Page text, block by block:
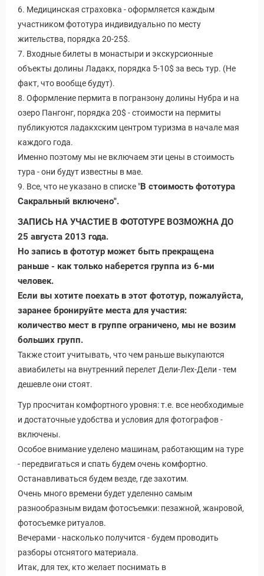
6. Медицинская страховка - оформляется каждым
участником фототура индивидуально по месту
жительства, порядка 20-25$.
7. Входные билеты в монастыри и экскурсионные
объекты долины Ладакх, порядка 5-10$ за весь тур. (Не
факт, что вообще будут).
8. Оформление пермита в погранзону долины Нубра и на
озеро Пангонг, порядка 20$ - стоимости на пермиты
публикуются ладакхским центром туризма в начале мая
каждого года.
Именно поэтому мы не включаем эти цены в стоимость
тура - они будут известны в мае.
9. Все, что не указано в списке "В стоимость фототура
Сакральный включено".
ЗАПИСЬ НА УЧАСТИЕ В ФОТОТУРЕ ВОЗМОЖНА ДО
25 августа 2013 года.
Но запись в фототур может быть прекращена
раньше - как только наберется группа из 6-ми
человек.
Если вы хотите поехать в этот фототур, пожалуйста,
заранее бронируйте места для участия:
количество мест в группе ограничено, мы не возим
больших групп.
Также стоит учитывать, что чем раньше выкупаются
авиабилеты на внутренний перелет Дели-Лех-Дели - тем
дешевле они стоят.
Тур просчитан комфортного уровня: т.е. все необходимые
и достаточные удобства и условия для фотографов -
включены.
Особое внимание уделено машинам, работающим на туре
- передвигаться и спать будем очень комфортно.
Останавливаться будем везде, где захотим.
Очень много времени будет уделенно самым
разнообразным видам фотосъемки: пезажной, жанровой,
фотосъемке ритуалов.
Вечерами - насколько получится - будем проводить
разборы отснятого материала.
Итак, для тех, кто желает поснимать в